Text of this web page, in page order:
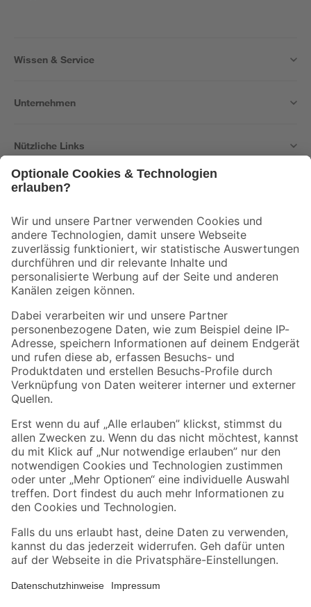
Wissen & Service
Unternehmen
Nützliche Links
Der toom Newsletter: Keine Angebote und Aktionen mehr verpassen!
Zur Newsletter Anmeldung
Folge uns
Zahlungsarten Versandarten
Sicher einkaufen
Jetzt die toom-App herunterladen
Alle Preisangaben in EUR inkl. gesetzl. MwSt.. Die dargestellten Angebote sind unter
Umständen nicht in allen Märkten verfügbar. Die angegebenen Verfügbarkeiten beziehen
Produkte nur solange der Vorrat reicht.
*Paketversand ab 59 € versandkostenfrei, gilt nicht für Artikel mit Speditionsversand, hier